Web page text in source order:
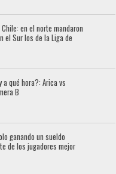
en el norte mandaron
el Sur los de la Liga de
a qué hora?: Arica vs
B
ganando un sueldo
de los jugadores mejor